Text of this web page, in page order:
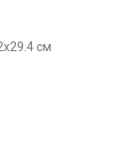
см